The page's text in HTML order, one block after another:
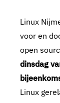
Linux
voor en
open
dinsdag
Linux